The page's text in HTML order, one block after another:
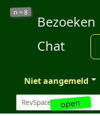
open
n =8
Bezoeken
Chat
Niet aangemeld